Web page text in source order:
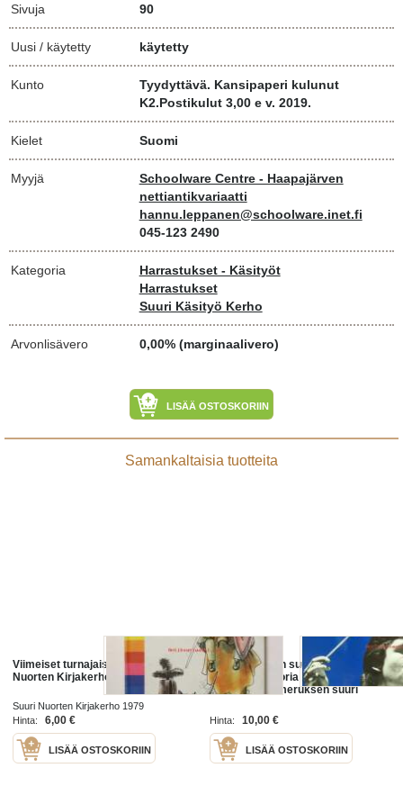
Sivuja 90
Uusi / käytetty käytetty
Kunto
Tyydyttävä. Kansipaperi kulunut
K2.Postikulut 3,00 e v. 2019.
Kielet Suomi
Myyjä
Schoolware Centre - Haapajärven
nettiantikvariaatti
hannu.leppanen@schoolware.inet.fi
045-123 2490
Kategoria
Harrastukset - Käsityöt
Harrastukset
Suuri Käsityö Kerho
Arvonlisävero 0,00% (marginaalivero)
LISÄÄ OSTOSKORIIN
Samankaltaisia tuotteita
Viimeiset turnajaiset. Suuri
Nuorten Kirjakerho
Suuri Nuorten Kirjakerho 1979
Hinta:
6,00 €
LISÄÄ OSTOSKORIIN
Gummeruksen suuri
maailmanhistoria : 1900-luku :
Nimeke:Gummeruksen suuri
ihmiskunnan kronikka. 1974-1986 /
[päätoimittaja Jorma O.
Hinta: 10,00 €
LISÄÄ OSTOSKORIIN